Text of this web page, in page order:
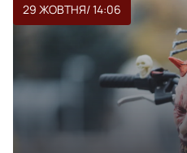
29 ЖОВТНЯ/ 14:06